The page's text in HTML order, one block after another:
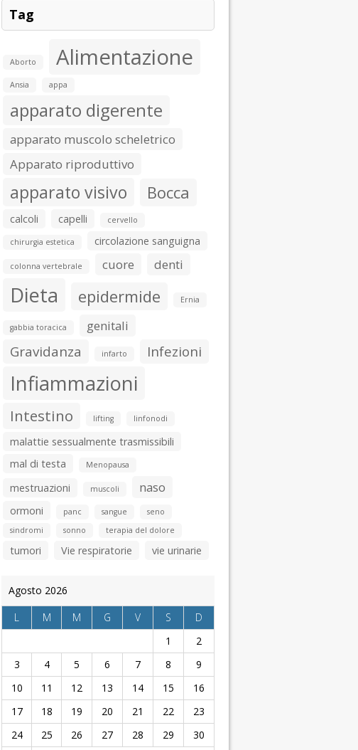
Tag
Aborto Alimentazione
Ansia appa
apparato digerente
apparato muscolo scheletrico
Apparato riproduttivo
apparato visivo Bocca
calcoli capelli cervello
chirurgia estetica circolazione sanguigna
colonna vertebrale cuore denti
Dieta epidermide Ernia
gabbia toracica genitali
Gravidanza infarto Infezioni
Infiammazioni
Intestino lifting linfonodi
malattie sessualmente trasmissibili
mal di testa
Menopausa
mestruazioni muscoli naso
ormoni panc sangue
seno
sindromi
sonno terapia del dolore
tumori Vie respiratorie vie urinarie
Agosto 2026
L
M M G V S
D
1
2
3
4 5 6 7 8
9
10
11 12 13 14 15
16
17
18 19 20 21 22
23
24
25 26 27 28 29 30